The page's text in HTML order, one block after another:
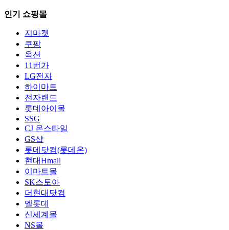
인기 쇼핑몰
지마켓
쿠팡
옥션
11번가
LG전자
하이마트
전자랜드
롯데아이몰
SSG
CJ 온스타일
GS샵
롯데닷컴(롯데온)
현대Hmall
이마트몰
SK스토아
더현대닷컴
엘롯데
신세계몰
NS몰